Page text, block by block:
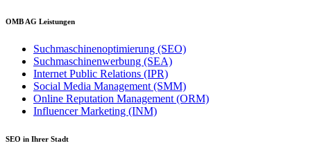
OMB AG Leistungen
Suchmaschinenoptimierung (SEO)
Suchmaschinenwerbung (SEA)
Internet Public Relations (IPR)
Social Media Management (SMM)
Online Reputation Management (ORM)
Influencer Marketing (INM)
SEO in Ihrer Stadt